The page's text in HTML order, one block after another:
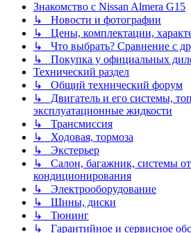
Знакомство с Nissan Almera G15
↳ Новости и фотографии
↳ Цены, комплектации,
↳ Что выбрать? Сравнение с
↳ Покупка у официальных
Технический раздел
↳ Общий технический форум
↳ Двигатель и его системы,
эксплуатационные жидкости
↳ Трансмиссия
↳ Ходовая, тормоза
↳ Экстерьер
↳ Салон, багажник, системы
кондиционирования
↳ Электрооборудование
↳ Шины, диски
↳ Тюнинг
↳ Гарантийное и сервисное